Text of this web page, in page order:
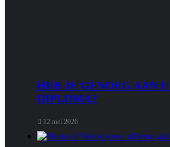
HEB JE GENOEG AAN
DIPLOMA?
12 mei 2026